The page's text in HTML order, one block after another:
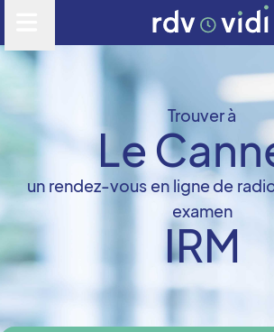
Trouver à
Le
un rendez-vous en ligne de
examen
IRM